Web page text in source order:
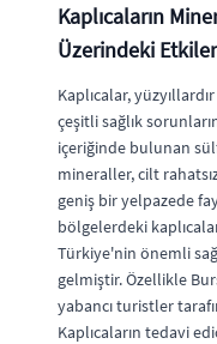
Kaplıcaların
Üzerindeki
Kaplıcalar,
çeşitli sağlık
içeriğinde bulunan
mineraller, cilt
geniş bir yelpazede
bölgelerdeki
Türkiye'nin önemli
gelmiştir. Özellikle
yabancı turistler
Kaplıcaların tedavi